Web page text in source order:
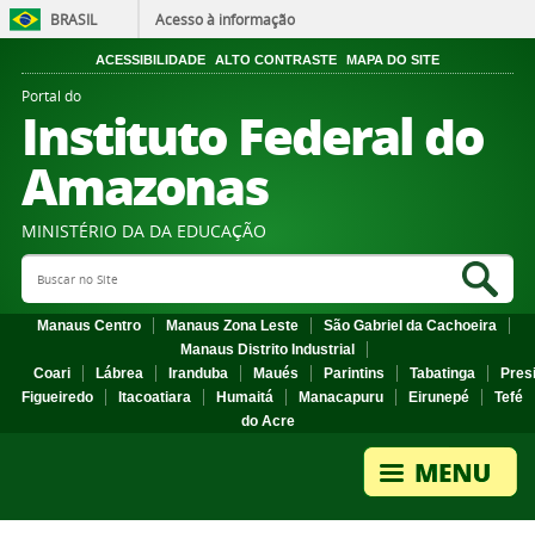
BRASIL Acesso à informação
ACESSIBILIDADE ALTO CONTRASTE MAPA DO SITE
Portal do
Instituto Federal do
Amazonas
MINISTÉRIO DA DA EDUCAÇÃO
Search Site
Manaus Centro Manaus Zona Leste
São Gabriel da Cachoeira
Manaus Distrito Industrial
Coari
Lábrea Iranduba Maués Parintins Tabatinga
Figueiredo
Itacoatiara Humaitá Manacapuru Eirunepé
Tefé
do Acre